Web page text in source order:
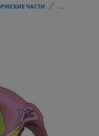
ЧАСТИ
...